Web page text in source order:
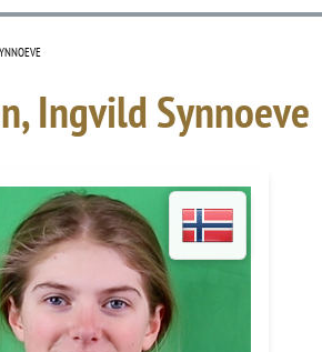
Ingvild Synnoeve